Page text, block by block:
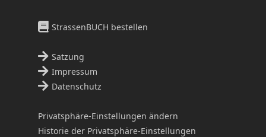
StrassenBUCH bestellen
Satzung
Impressum
Datenschutz
Privatsphäre-Einstellungen ändern
Historie der Privatsphäre-Einstellungen